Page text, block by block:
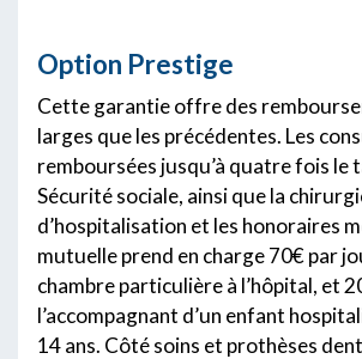
Option Prestige
Cette garantie offre des
larges que les précédentes. Les
remboursées jusqu’à quatre fois le
Sécurité sociale, ainsi que la
d’hospitalisation et les honoraires
mutuelle prend en charge 70€ par
chambre particulière à l’hôpital, et
l’accompagnant d’un enfant
14 ans. Côté soins et prothèses